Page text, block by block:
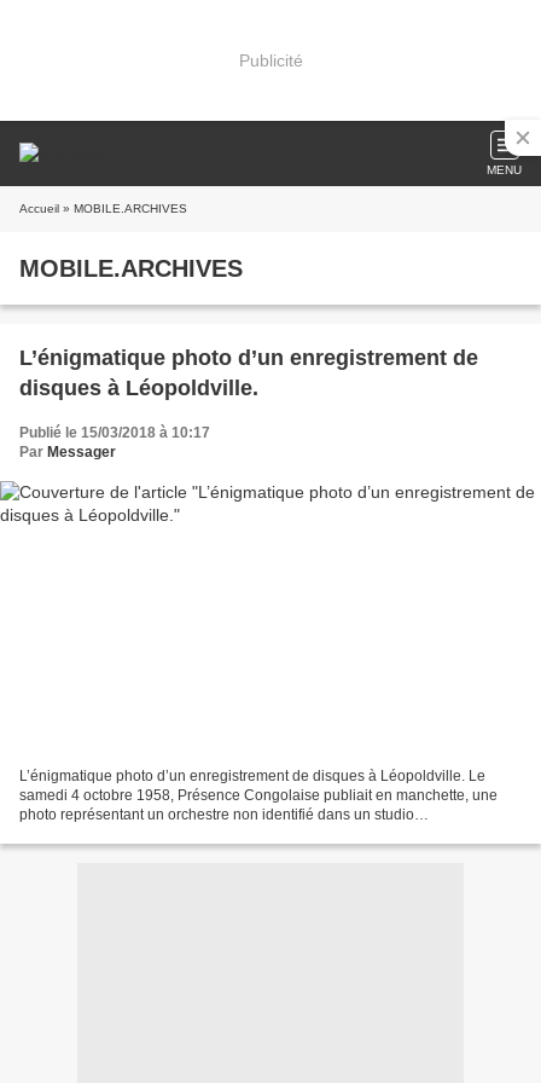
Publicité
MENU
Accueil » MOBILE.ARCHIVES
MOBILE.ARCHIVES
L’énigmatique photo d’un enregistrement de
disques à Léopoldville.
Publié le 15/03/2018 à 10:17
Par Messager
L’énigmatique photo d’un enregistrement de disques à Léopoldville. Le
samedi 4 octobre 1958, Présence Congolaise publiait en manchette, une
photo représentant un orchestre non identifié dans un studio